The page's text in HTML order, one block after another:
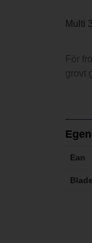
Multi
För
grovt
Ean